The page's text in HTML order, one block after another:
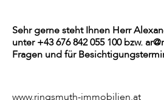
Sehr gerne steht Ihnen Herr
unter +43 676 842 055 100 bzw.
Fragen und für
www.ringsmuth-immobilien.at